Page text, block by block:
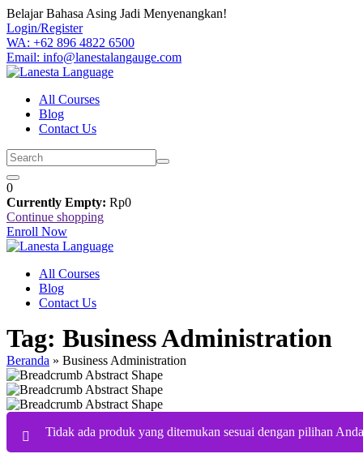
Skip
to
content
Belajar Bahasa Asing Jadi Menyenangkan!
Login/Register
WA: +62 896 4822 6500
Email: info@lanestalangauge.com
All Courses
Blog
Contact Us
0
Currently Empty: Rp0
Continue shopping
Enroll Now
All Courses
Blog
Contact Us
Tag: Business Administration
Beranda » Business Administration
Tidak ada produk yang ditemukan sesuai dengan pilihan